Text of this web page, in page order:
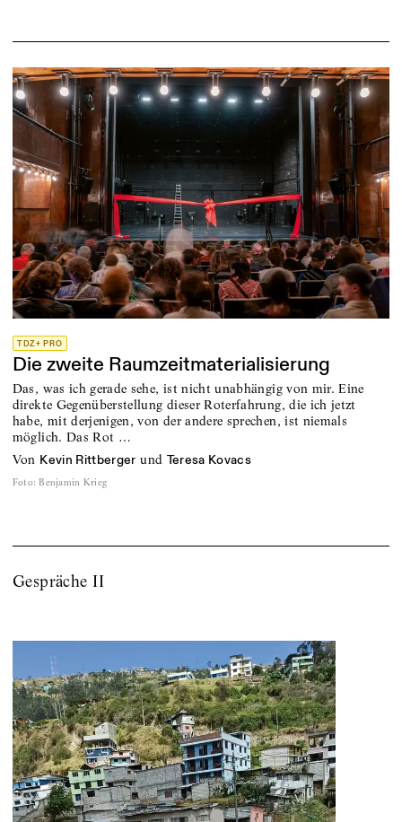
TDZ+ PRO
Die zweite Raumzeitmaterialisierung
Das, was ich gerade sehe, ist nicht unabhängig von mir. Eine
direkte Gegenüberstellung dieser Roterfahrung, die ich jetzt
habe, mit derjenigen, von der andere sprechen, ist niemals
möglich. Das Rot …
von Kevin Rittberger und Teresa Kovacs
Foto: Benjamin Krieg
Gespräche II